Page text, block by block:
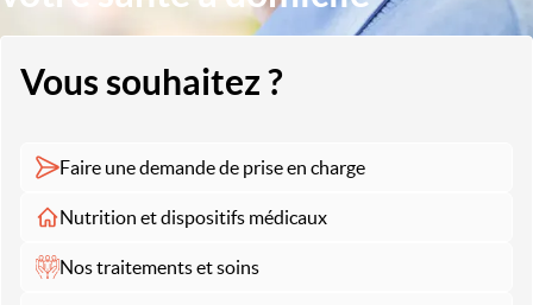
Vous souhaitez ?
Faire une demande de prise en charge
Nutrition et dispositifs médicaux
Nos traitements et soins